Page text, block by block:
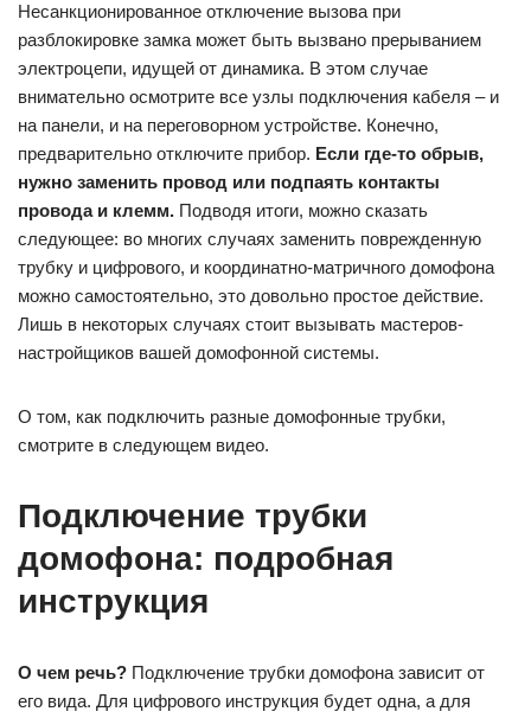
Несанкционированное отключение вызова при
разблокировке замка может быть вызвано прерыванием
электроцепи, идущей от динамика. В этом случае
внимательно осмотрите все узлы подключения кабеля – и
на панели, и на переговорном устройстве. Конечно,
предварительно отключите прибор. Если где-то обрыв,
нужно заменить провод или подпаять контакты
провода и клемм. Подводя итоги, можно сказать
следующее: во многих случаях заменить поврежденную
трубку и цифрового, и координатно-матричного домофона
можно самостоятельно, это довольно простое действие.
Лишь в некоторых случаях стоит вызывать мастеров-
настройщиков вашей домофонной системы.
О том, как подключить разные домофонные трубки,
смотрите в следующем видео.
Подключение трубки
домофона: подробная
инструкция
О чем речь? Подключение трубки домофона зависит от
его вида. Для цифрового инструкция будет одна, а для